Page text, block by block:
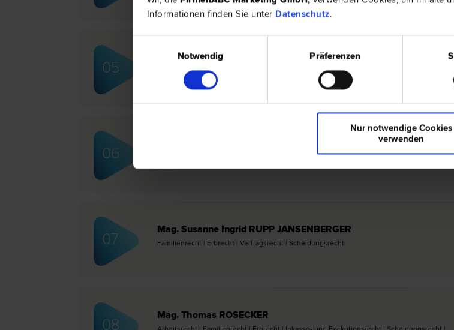
Informationen finden Sie unter Datenschutz.
Notwendig
Präferenzen
Nur notwendige Cookies
verwenden
05
Mag. Ines Schneeberger
Arbeits­recht | Insolvenz­recht | Verwaltungs­recht | Verwaltungsstraf­recht | Vertrags­recht |
Scheidungs­recht | Verkehrs­recht | Zivil­recht | Erb­recht | Sozial­recht | Inkasso- und
06 Arzthaftungs­recht | Vertrags­recht | Familien­recht | Erb­recht | Verkehrs­recht |
07
Mag. Susanne Ingrid RUPP JANSENBERGER
Familien­recht | Erb­recht | Vertrags­recht | Scheidungs­recht
08
Mag. Thomas ROSECKER